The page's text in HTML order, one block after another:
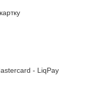
- LiqPay